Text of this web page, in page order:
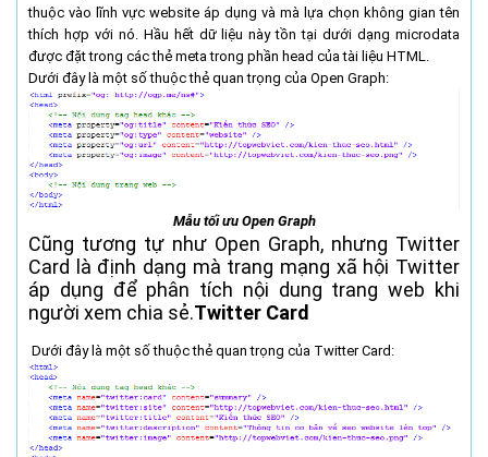
thuộc vào lĩnh vực website áp dụng và mà lựa chọn không gian tên
thích hợp với nó. Hầu hết dữ liệu này tồn tại dưới dạng microdata
được đặt trong các thẻ meta trong phần head của tài liệu HTML.
Dưới đây là một số thuộc thẻ quan trọng của Open Graph:
Mẫu tối ưu Open Graph
Cũng tương tự như Open Graph, nhưng Twitter
Card là định dạng mà trang mạng xã hội Twitter
áp dụng để phân tích nội dung trang web khi
người xem chia sẻ.Twitter Card
Dưới đây là một số thuộc thẻ quan trọng của Twitter Card: